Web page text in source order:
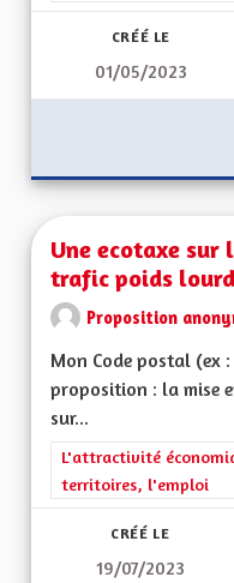
CRÉÉ LE
01/05/2023
Une ecotaxe sur
trafic poids
Proposition
Mon Code postal
proposition : la mise
sur...
Filtrer les résultats
L'attractivité
territoires, l'emploi
CRÉÉ LE
19/07/2023